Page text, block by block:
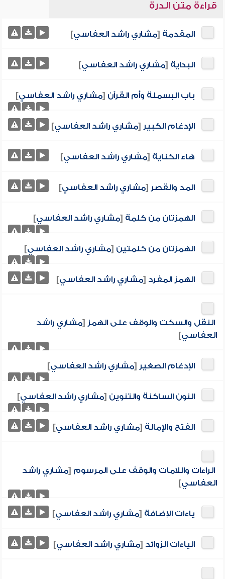
قراءة متن الدرة
المقدمة [مشاري راشد العفاسي]
البداية [مشاري راشد العفاسي]
باب البسملة وأم القرآن [مشاري راشد العفاسي]
الإدغام الكبير [مشاري راشد العفاسي]
هاء الكناية [مشاري راشد العفاسي]
المد والقصر [مشاري راشد العفاسي]
الهمزتان من كلمة [مشاري راشد العفاسي]
الهمزتان من كلمتين [مشاري راشد العفاسي]
الهمز المفرد [مشاري راشد العفاسي]
النقل والسكت والوقف على الهمز [مشاري راشد
العفاسي]
الإدغام الصغير [مشاري راشد العفاسي]
النون الساكنة والتنوين [مشاري راشد العفاسي]
الفتح والإمالة [مشاري راشد العفاسي]
الراءات واللامات والوقف على المرسوم [مشاري راشد
العفاسي]
ياءات الإضافة [مشاري راشد العفاسي]
الياءات الزوائد [مشاري راشد العفاسي]